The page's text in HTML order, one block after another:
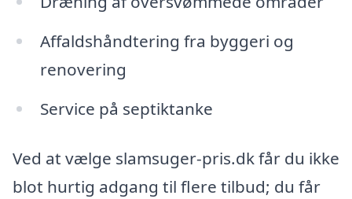
Affaldshåndtering fra byggeri og
renovering
Service på septiktanke
Ved at vælge slamsuger-pris.dk får du ikke
blot hurtig adgang til flere tilbud; du får